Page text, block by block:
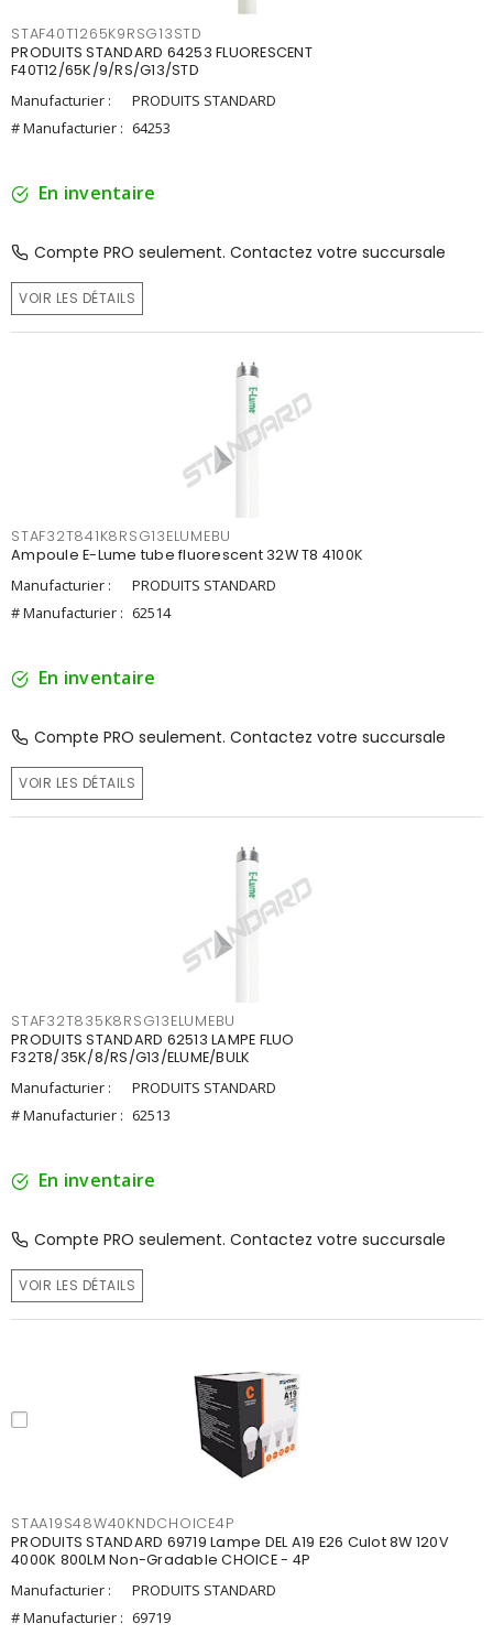
STAF40T1265K9RSG13STD
PRODUITS STANDARD 64253 FLUORESCENT
F40T12/65K/9/RS/G13/STD
Manufacturier :
PRODUITS STANDARD
# Manufacturier : 64253
En inventaire
Compte PRO seulement. Contactez votre succursale
VOIR LES DÉTAILS
STAF32T841K8RSG13ELUMEBU
Ampoule E-Lume tube fluorescent 32W T8 4100K
Manufacturier :
PRODUITS STANDARD
# Manufacturier : 62514
En inventaire
Compte PRO seulement. Contactez votre succursale
VOIR LES DÉTAILS
STAF32T835K8RSG13ELUMEBU
PRODUITS STANDARD 62513 LAMPE FLUO
F32T8/35K/8/RS/G13/ELUME/BULK
Manufacturier :
PRODUITS STANDARD
# Manufacturier : 62513
En inventaire
Compte PRO seulement. Contactez votre succursale
VOIR LES DÉTAILS
STAA19S48W40KNDCHOICE4P
PRODUITS STANDARD 69719 Lampe DEL A19 E26 Culot 8W 120V
4000K 800LM Non-Gradable CHOICE - 4P
Manufacturier :
PRODUITS STANDARD
# Manufacturier : 69719